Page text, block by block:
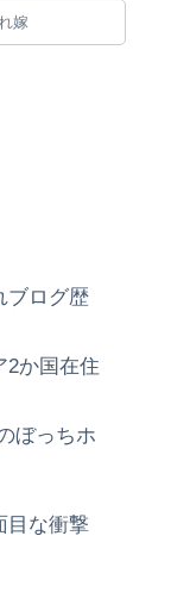
嫁
ブログ歴
2か国在住
ぼっちホ
目な衝撃